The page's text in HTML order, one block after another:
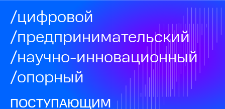
/цифровой
/предпринимательский
/научно-инновационный
/опорный
ПОСТУПАЮЩИМ